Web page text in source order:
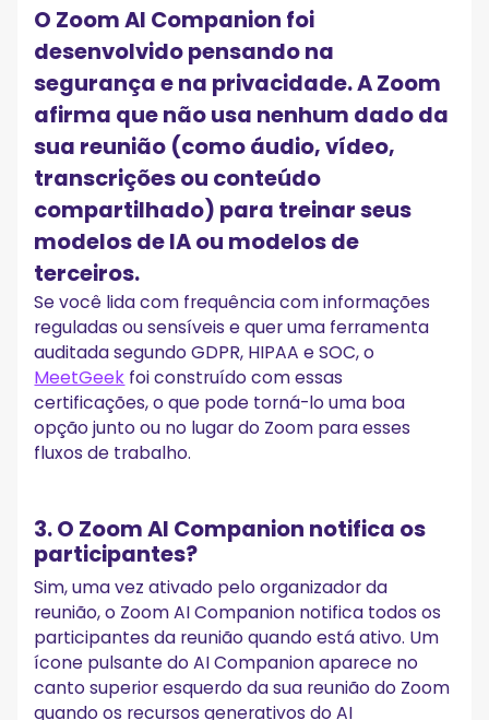
O Zoom AI Companion foi
desenvolvido pensando na
segurança e na privacidade. A Zoom
afirma que não usa nenhum dado da
sua reunião (como áudio, vídeo,
transcrições ou conteúdo
compartilhado) para treinar seus
modelos de IA ou modelos de
terceiros.
Se você lida com frequência com informações
reguladas ou sensíveis e quer uma ferramenta
auditada segundo GDPR, HIPAA e SOC, o
MeetGeek foi construído com essas
certificações, o que pode torná-lo uma boa
opção junto ou no lugar do Zoom para esses
fluxos de trabalho.
3. O Zoom AI Companion notifica os
participantes?
Sim, uma vez ativado pelo organizador da
reunião, o Zoom AI Companion notifica todos os
participantes da reunião quando está ativo. Um
ícone pulsante do AI Companion aparece no
canto superior esquerdo da sua reunião do Zoom
quando os recursos generativos do AI